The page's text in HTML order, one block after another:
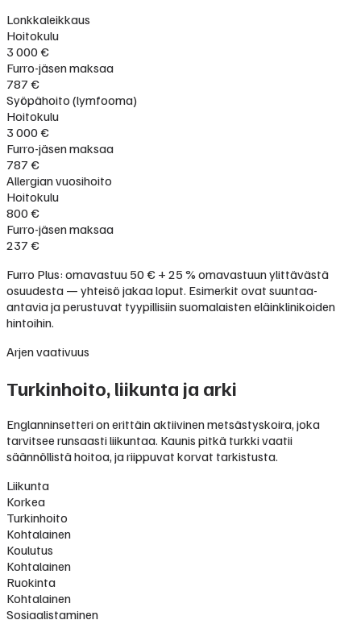
Lonkkaleikkaus
Hoitokulu
3 000 €
Furro-jäsen maksaa
787 €
Syöpähoito (lymfooma)
Hoitokulu
3 000 €
Furro-jäsen maksaa
787 €
Allergian vuosihoito
Hoitokulu
800 €
Furro-jäsen maksaa
237 €
Furro Plus: omavastuu 50 € + 25 % omavastuun ylittävästä
osuudesta — yhteisö jakaa loput. Esimerkit ovat suuntaa-
antavia ja perustuvat tyypillisiin suomalaisten eläinklinikoiden
hintoihin.
Arjen vaativuus
Turkinhoito, liikunta ja arki
Englanninsetteri on erittäin aktiivinen metsästyskoira, joka
tarvitsee runsaasti liikuntaa. Kaunis pitkä turkki vaatii
säännöllistä hoitoa, ja riippuvat korvat tarkistusta.
Liikunta
Korkea
Turkinhoito
Kohtalainen
Koulutus
Kohtalainen
Ruokinta
Kohtalainen
Sosiaalistaminen